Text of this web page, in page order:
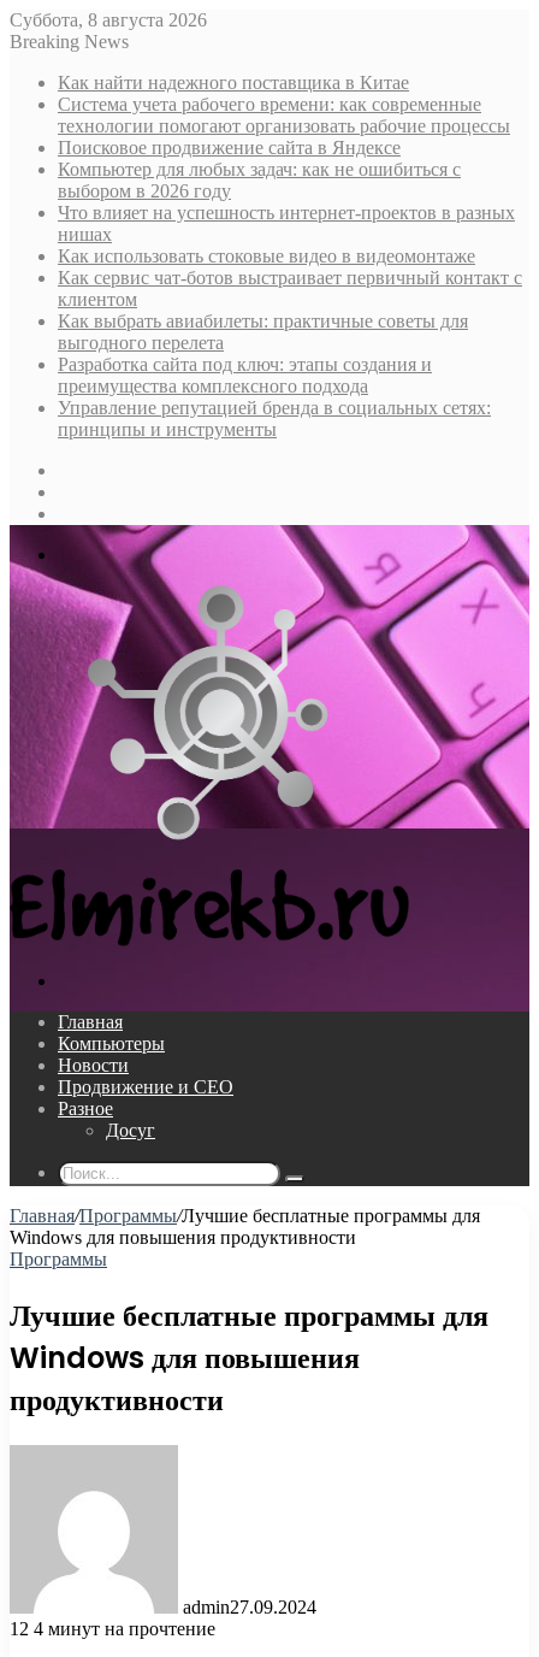
Суббота, 8 августа 2026
Breaking News
Как найти надежного поставщика в Китае
Система учета рабочего времени: как современные
технологии помогают организовать рабочие процессы
Поисковое продвижение сайта в Яндексе
Компьютер для любых задач: как не ошибиться с
выбором в 2026 году
Что влияет на успешность интернет-проектов в разных
нишах
Как использовать стоковые видео в видеомонтаже
Как сервис чат-ботов выстраивает первичный контакт с
клиентом
Как выбрать авиабилеты: практичные советы для
выгодного перелета
Разработка сайта под ключ: этапы создания и
преимущества комплексного подхода
Управление репутацией бренда в социальных сетях:
принципы и инструменты
Меню
Главная
Компьютеры
Новости
Продвижение и СЕО
Разное
Досуг
Поиск...
Главная/Программы/Лучшие бесплатные программы для
Windows для повышения продуктивности
Программы
Лучшие бесплатные программы для
Windows для повышения
продуктивности
admin27.09.2024
12 4 минут на прочтение